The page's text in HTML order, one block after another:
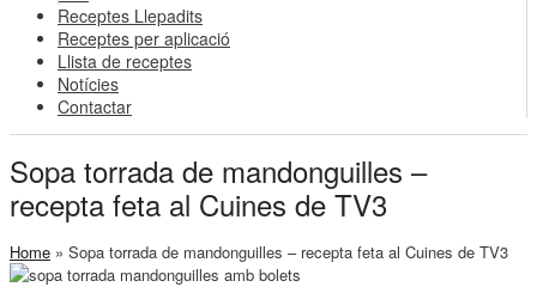
Receptes Llepadits
Receptes per aplicació
Llista de receptes
Notícies
Contactar
Sopa torrada de mandonguilles –
recepta feta al Cuines de TV3
Home » Sopa torrada de mandonguilles – recepta feta al Cuines de TV3